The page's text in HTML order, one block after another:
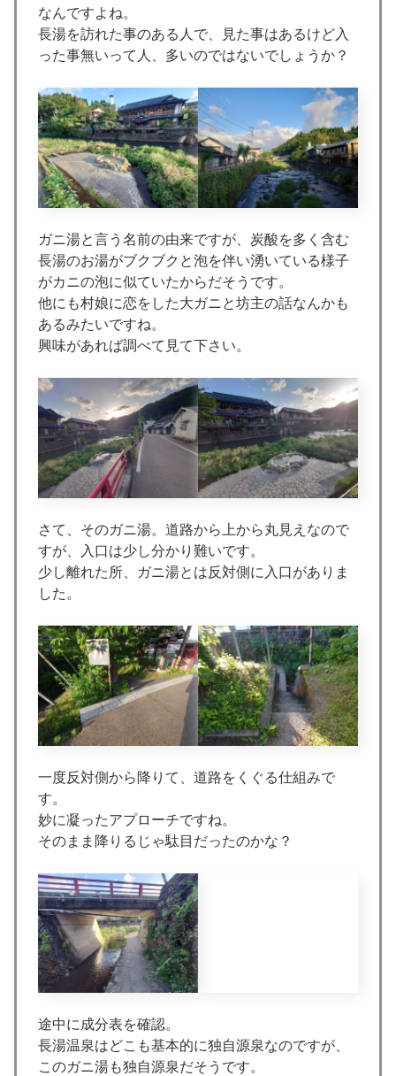
なんですよね。
長湯を訪れた事のある人で、見た事はあるけど入
った事無いって人、多いのではないでしょうか？
ガニ湯と言う名前の由来ですが、炭酸を多く含む
長湯のお湯がブクブクと泡を伴い湧いている様子
がカニの泡に似ていたからだそうです。
他にも村娘に恋をした大ガニと坊主の話なんかも
あるみたいですね。
興味があれば調べて見て下さい。
さて、そのガニ湯。道路から上から丸見えなので
すが、入口は少し分かり難いです。
少し離れた所、ガニ湯とは反対側に入口がありま
した。
一度反対側から降りて、道路をくぐる仕組みで
す。
妙に凝ったアプローチですね。
そのまま降りるじゃ駄目だったのかな？
途中に成分表を確認。
長湯温泉はどこも基本的に独自源泉なのですが、
このガニ湯も独自源泉だそうです。